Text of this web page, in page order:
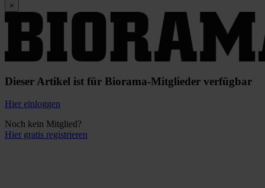
×
Dieser Artikel ist für Biorama-Mitglieder verfügbar
Hier einloggen
Noch kein Mitglied?
Hier gratis registrieren